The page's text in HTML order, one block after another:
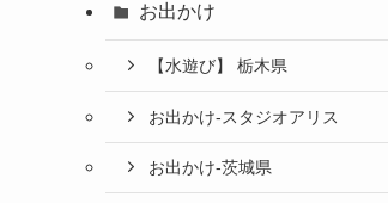
お出かけ
【水遊び】 栃木県
お出かけ-スタジオアリス
お出かけ-茨城県